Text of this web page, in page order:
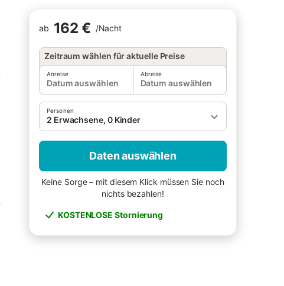
ab 162 € /Nacht
Zeitraum wählen für aktuelle Preise
Anreise
Datum auswählen
Abreise
Datum auswählen
Personen
2 Erwachsene, 0 Kinder
Daten auswählen
Keine Sorge – mit diesem Klick müssen Sie noch
nichts bezahlen!
KOSTENLOSE Stornierung